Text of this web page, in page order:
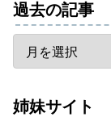
過去の記事
姉妹サイト